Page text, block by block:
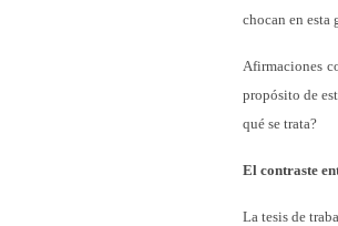
chocan en
Afirmaciones
propósito de
qué se trata?
El contraste
La tesis de